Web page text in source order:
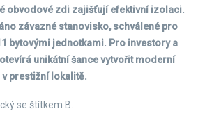
obvodové zdi zajišťují efektivní izolaci.
závazné stanovisko, schválené pro
bytovými jednotkami. Pro investory a
unikátní šance vytvořit moderní
prestižní lokalitě.
se štítkem B.